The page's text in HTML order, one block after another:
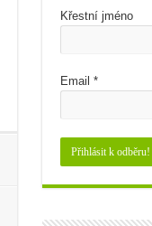
Křestní jméno
Email *